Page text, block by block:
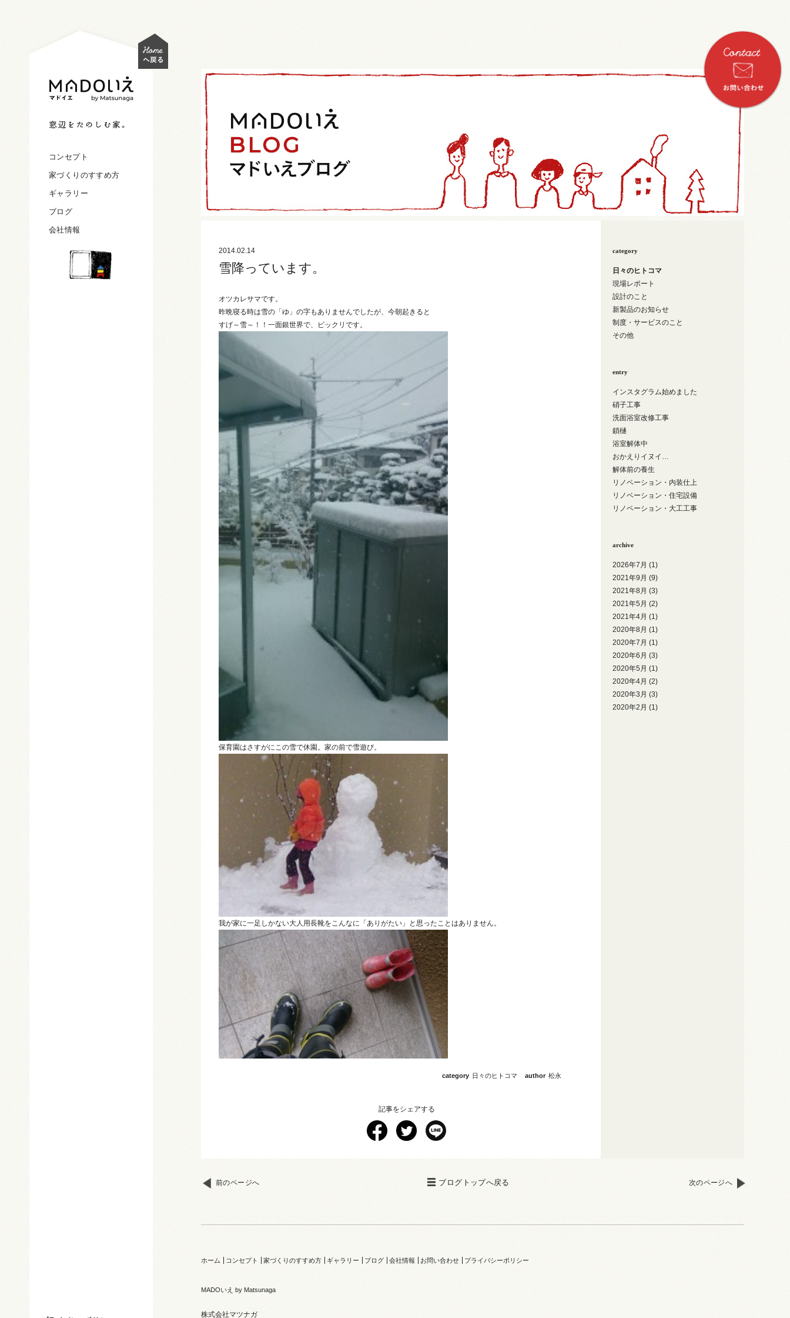
コンセプト
家づくりのすすめ方
ギャラリー
ブログ
会社情報
2014.02.14
雪降っています。
オツカレサマです。
昨晩寝る時は雪の「ゆ」の字もありませんでしたが、今朝起きると
すげ～雪～！！一面銀世界で、ビックリです。
保育園はさすがにこの雪で休園。家の前で雪遊び。
我が家に一足しかない大人用長靴をこんなに「ありがたい 」と思ったことはありません。
category 日々のヒトコマ author 松永
記事をシェアする
category
日々のヒトコマ
現場レポート
設計のこと
新製品のお知らせ
制度・サービスのこと
その他
entry
インスタグラム始めました
硝子工事
洗面浴室改修工事
鎖樋
浴室解体中
おかえりイヌイ…
解体前の養生
リノベーション・内装仕上
リノベーション・住宅設備
リノベーション・大工工事
archive
2026年7月 (1)
2021年9月 (9)
2021年8月 (3)
2021年5月 (2)
2021年4月 (1)
2020年8月 (1)
2020年7月 (1)
2020年6月 (3)
2020年5月 (1)
2020年4月 (2)
2020年3月 (3)
2020年2月 (1)
前のページへ ブログトップへ戻る 次のページへ
ホーム コンセプト 家づくりのすすめ方 ギャラリー ブログ 会社情報 お問い合わせ プライバシーポリシー
MADOいえ by Matsunaga
株式会社マツナガ